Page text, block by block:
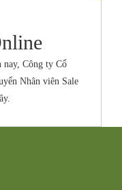
nay, Công ty Cổ
Nhân viên Sale